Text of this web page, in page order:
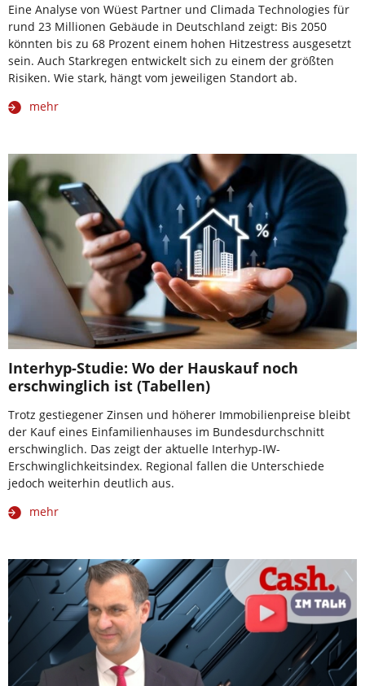
Eine Analyse von Wüest Partner und Climada Technologies für
rund 23 Millionen Gebäude in Deutschland zeigt: Bis 2050
könnten bis zu 68 Prozent einem hohen Hitzestress ausgesetzt
sein. Auch Starkregen entwickelt sich zu einem der größten
Risiken. Wie stark, hängt vom jeweiligen Standort ab.
mehr
Interhyp-Studie: Wo der Hauskauf noch
erschwinglich ist (Tabellen)
Trotz gestiegener Zinsen und höherer Immobilienpreise bleibt
der Kauf eines Einfamilienhauses im Bundesdurchschnitt
erschwinglich. Das zeigt der aktuelle Interhyp-IW-
Erschwinglichkeitsindex. Regional fallen die Unterschiede
jedoch weiterhin deutlich aus.
mehr